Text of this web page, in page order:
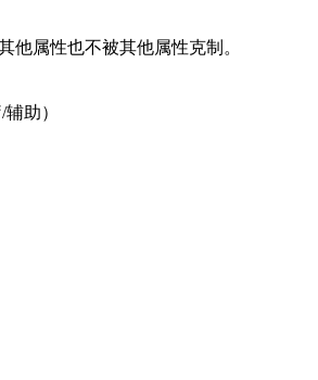
他属性也不被其他属性克制。
助）